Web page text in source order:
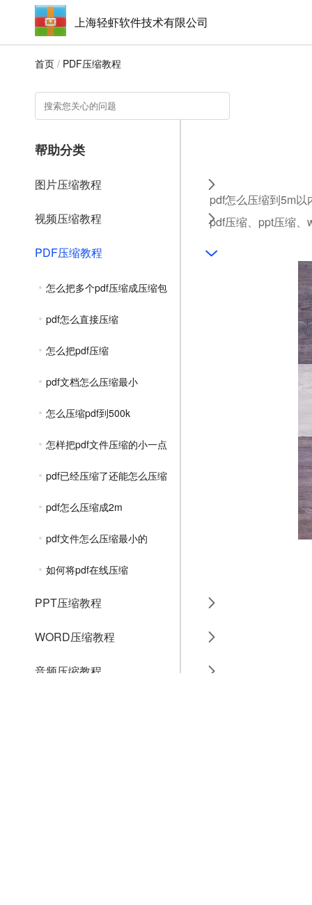
上海轻虾软件技术有限公司
首页 / PDF压缩教程
帮助分类
图片压缩教程
视频压缩教程
PDF压缩教程
怎么把多个pdf压缩成压缩包
pdf怎么直接压缩
怎么把pdf压缩
pdf文档怎么压缩最小
怎么压缩pdf到500k
怎样把pdf文件压缩的小一点
pdf已经压缩了还能怎么压缩
pdf怎么压缩成2m
pdf文件怎么压缩最小的
如何将pdf在线压缩
PPT压缩教程
WORD压缩教程
音频压缩教程
pdf怎么压缩到5m
pdf压缩、ppt压缩